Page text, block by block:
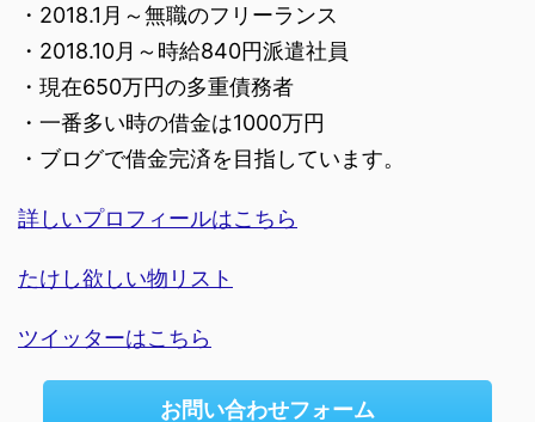
・2018.1月～無職のフリーランス
・2018.10月～時給840円派遣社員
・現在650万円の多重債務者
・一番多い時の借金は1000万円
・ブログで借金完済を目指しています。
詳しいプロフィールはこちら
たけし欲しい物リスト
ツイッターはこちら
お問い合わせフォーム